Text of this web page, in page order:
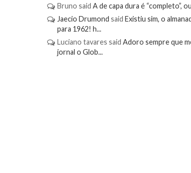
Bruno saidA de capa dura é “completo”,
Jaecio Drumond saidExistiu sim, o
para 1962! h...
Luciano tavares saidAdoro sempre que
jornal o Glob...